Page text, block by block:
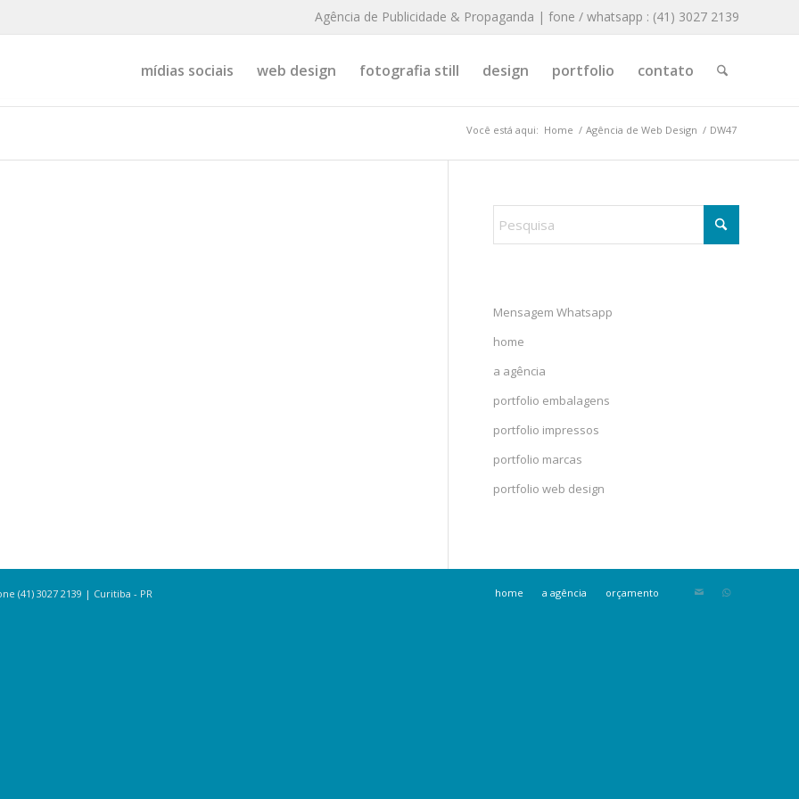
Agência de Publicidade & Propaganda | fone / whatsapp : (41) 3027 2139
mídias sociais web design fotografia still design portfolio contato
Você está aqui: Home / Agência de Web Design / DW47
Mensagem Whatsapp
home
a agência
portfolio embalagens
portfolio impressos
portfolio marcas
portfolio web design
(41) 3027 2139 | Curitiba - PR home a agência orçamento